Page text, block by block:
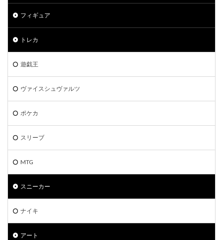
フィギュア
トレカ
遊戯王
ヴァイスシュヴァルツ
ポケカ
スリーブ
MTG
スニーカー
ナイキ
アート